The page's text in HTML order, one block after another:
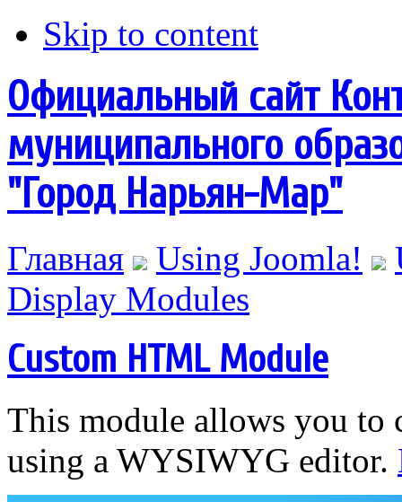
Skip to content
Официальный сайт
муниципального
"Город Нарьян-Мар"
Главная Using Joomla!
Display Modules
Custom HTML Module
This module allows you
using a WYSIWYG editor.